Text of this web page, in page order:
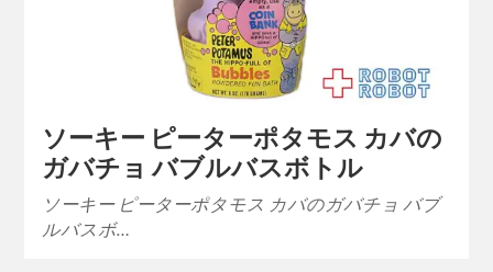
ソーキー ピーターポタモス カバの
ガバチョ バブルバスボトル
ソーキー ピーターポタモス カバのガバチョ バブ
ルバスボ…